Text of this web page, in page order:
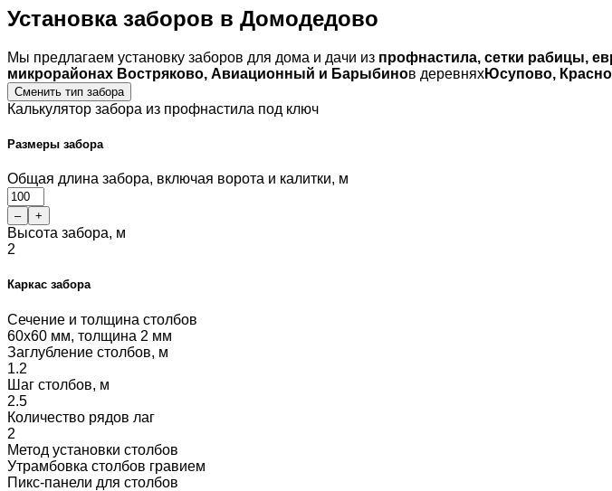
Установка заборов в Домодедово
Мы предлагаем установку заборов для дома и дачи из профнастила, сетки рабицы,
микрорайонах Востряково, Авиационный и Барыбинов деревняхЮсупово,
Сменить тип забора
Калькулятор забора из профнастила под ключ
Размеры забора
Общая длина забора, включая ворота и калитки, м
– +
Высота забора, м
2
Каркас забора
Сечение и толщина столбов
60x60 мм, толщина 2 мм
Заглубление столбов, м
1.2
Шаг столбов, м
2.5
Количество рядов лаг
2
Метод установки столбов
Утрамбовка столбов гравием
Пикс-панели для столбов